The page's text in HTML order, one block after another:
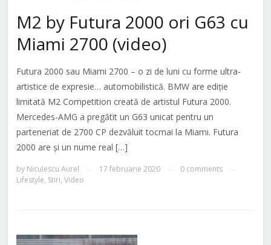
M2 by Futura 2000 ori G63 cu
Miami 2700 (video)
Futura 2000 sau Miami 2700 – o zi de luni cu forme ultra-
artistice de expresie… automobilistică. BMW are ediție
limitată M2 Competition creată de artistul Futura 2000.
Mercedes-AMG a pregătit un G63 unicat pentru un
parteneriat de 2700 CP dezvăluit tocmai la Miami. Futura
2000 are și un nume real […]
by Niculescu Aurel 17 februarie 2020 0 comments
Lifestyle, Stiri, Video